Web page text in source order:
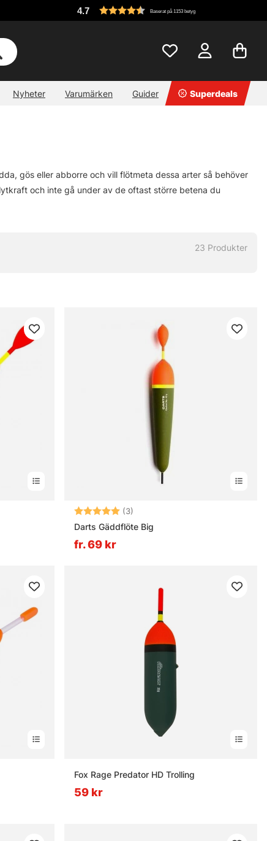
4.7 Baserat på 1153 betyg
Nyheter Varumärken Guider Superdeals
gös eller abborre och vill flötmeta dessa arter så behöver
och inte gå under av de oftast större betena du
23 Produkter
Betyg: (3)
Darts Gäddflöte Big
fr. 69 kr
Fox Rage Predator HD Trolling
59 kr